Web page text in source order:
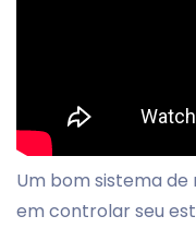
Um bom sistema
em controlar seu